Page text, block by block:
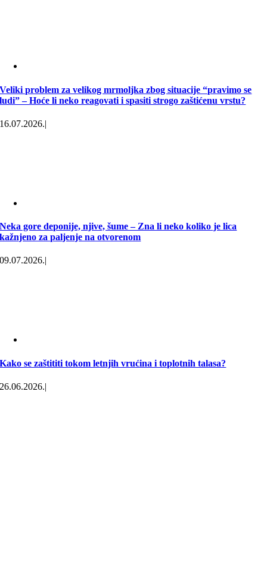
Veliki problem za velikog mrmoljka zbog situacije “pravimo se
ludi” – Hoće li neko reagovati i spasiti strogo zaštićenu vrstu?
16.07.2026.|
Neka gore deponije, njive, šume – Zna li neko koliko je lica
kažnjeno za paljenje na otvorenom
09.07.2026.|
Kako se zaštititi tokom letnjih vrućina i toplotnih talasa?
26.06.2026.|